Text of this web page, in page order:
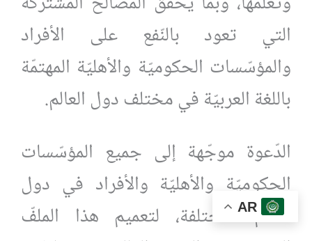
التي تعود بالنّفع على الأفراد
والمؤسّسات الحكوميّة والأهليّة المهتمّة
باللغة العربيّة في مختلف دول العالم.
الدّعوة موجّهة إلى جميع المؤسّسات
الحكوميّة والأهليّة والأفراد في دول
العالم المختلفة، لتعميم هذا الملفّ
AR